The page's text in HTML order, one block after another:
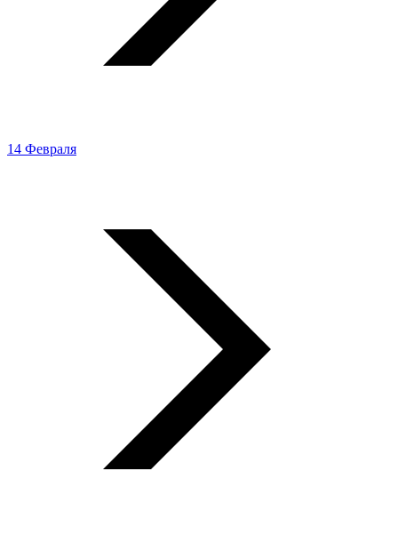
14 Февраля